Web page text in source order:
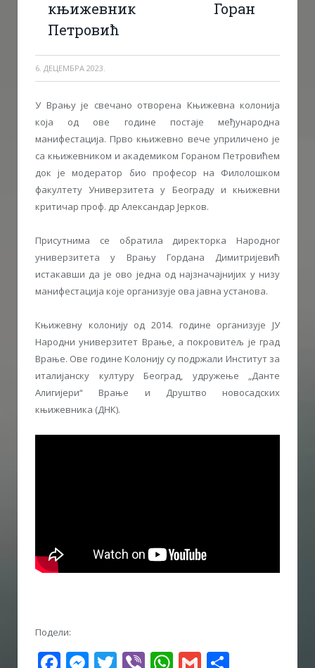
књижевник Горан
Петровић
6. ДЕЦЕМБРА 2023.
У Врању је свечано отворена Књижевна колонија
која од ове године постаје међународна
манифестација. Прво књижевно вече уприличено је
са књижевником и академиком Гораном Петровићем
док је модератор био професор на Филолошком
факултету Универзитета у Београду и књижевни
критичар проф. др Александар Јерков.
Присутнима се обратила директорка Народног
универзитета у Врању Гордана Димитријевић
истакавши да је ово једна од најзначајнијих у низу
манифестација које организује ова јавна установа.
Књижевну колонију од 2014. године организује ЈУ
Народни универзитет Врање, а покровитељ је град
Врање. Ове године Колонију су подржали Институт за
италијанску културу Београд, удружење „Данте
Алигијери“ Врање и Друштво новосадских
књижевника (ДНК).
Подели: